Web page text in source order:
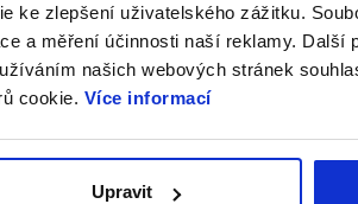
ke zlepšení uživatelského zážitku.
a měření účinnosti naší reklamy. Další
našich webových stránek
cookie. Více informací
Upravit